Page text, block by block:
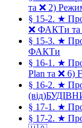
та ❌ 2)
§ 15-2. ★
❌ ФАКТи
§ 15-3. ★
ФАКТи
§ 16-1. ★
Plan та ❌ 6)
§ 16-2. ★
§ 17-1. ★
§ 17-2. ★